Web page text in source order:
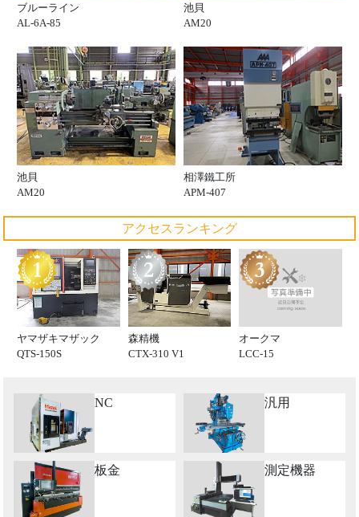
ブルーライン
AL-6A-85
池貝
AM20
池貝
AM20
相澤鐵工所
APM-407
アクセスランキング
ヤマザキマザック
QTS-150S
森精機
CTX-310 V1
オークマ
LCC-15
NC 汎用
板金 測定機器